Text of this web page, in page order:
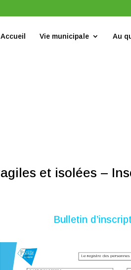
Accueil Vie municipale Au
et isolées –
Bulletin